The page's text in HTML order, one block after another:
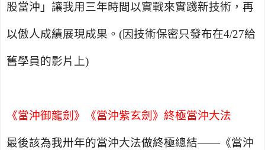
股當沖」讓我用三年時間以實戰來實踐新技術，再
以傲人成績展現成果。 (因技術保密只發布在4/27給
舊學員的影片上)
《當沖御龍劍》《當沖紫玄劍》 終極當沖大法
最後該為我卅年的當沖大法做終極總結——《當沖